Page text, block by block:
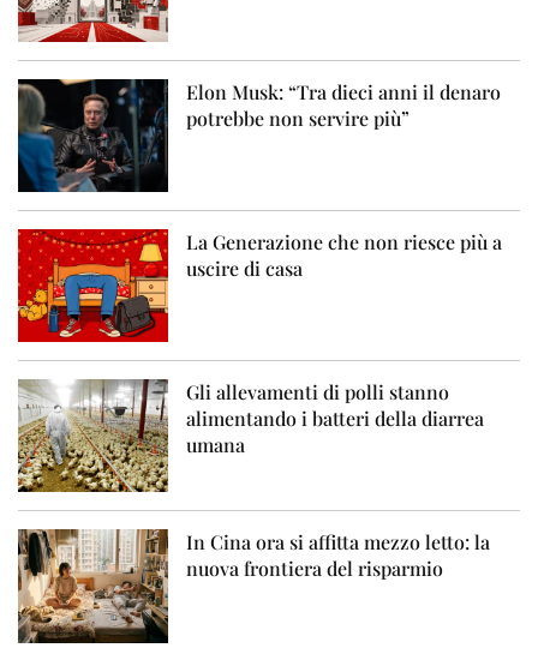
Elon Musk: “Tra dieci anni il denaro
potrebbe non servire più”
La Generazione che non riesce più a
uscire di casa
Gli allevamenti di polli stanno
alimentando i batteri della diarrea
umana
In Cina ora si affitta mezzo letto: la
nuova frontiera del risparmio